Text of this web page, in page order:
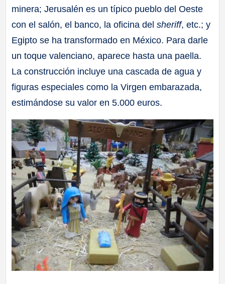
minera; Jerusalén es un típico pueblo del Oeste
con el salón, el banco, la oficina delsheriff, etc.; y
Egipto se ha transformado en México. Para darle
un toque valenciano, aparece hasta una paella.
La construcción incluye una cascada de agua y
figuras especiales como la Virgen embarazada,
estimándose su valor en 5.000 euros.